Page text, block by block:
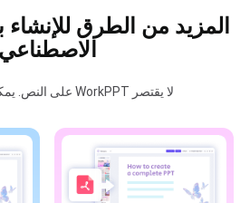
المزيد من الطرق للإنشاء
الاصطناعي
لا يقتصر WorkPPT على النص. يمكنك أيضًا تحويل: